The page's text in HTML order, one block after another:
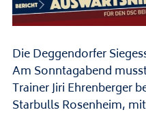
Die Deggendorfer
Am Sonntagabend
Trainer Jiri Ehrenberger
Starbulls Rosenheim,